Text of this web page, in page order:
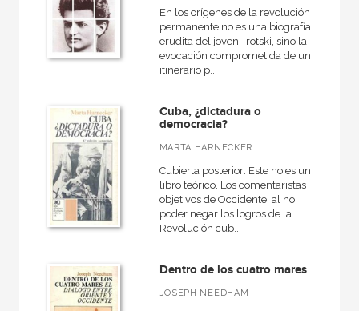
En los orígenes de la revolución
permanente no es una biografía
erudita del joven Trotski, sino la
evocación comprometida de un
itinerario p...
Cuba, ¿dictadura o
democracia?
MARTA HARNECKER
Cubierta posterior: Este no es un
libro teórico. Los comentaristas
objetivos de Occidente, al no
poder negar los logros de la
Revolución cub...
Dentro de los cuatro mares
JOSEPH NEEDHAM